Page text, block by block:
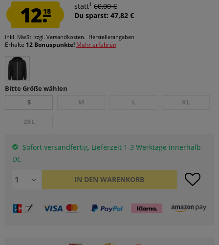
12.18
statt1 60,00 €
Du sparst: 47,82 €
inkl. MwSt. zzgl. Versandkosten. Herstellerangaben
Erhalte 12 Bonuspunkte! Mehr erfahren
Bitte Größe wählen
S
M L XL
2XL
Sofort versandfertig, Lieferzeit 1-3 Werktage innerhalb
DE
IN DEN WARENKORB